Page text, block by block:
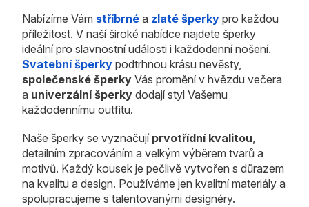
Nabízíme Vám stříbrné a zlaté šperky pro každou
příležitost. V naší široké nabídce najdete šperky
ideální pro slavnostní události i každodenní nošení.
Svatební šperky podtrhnou krásu nevěsty,
společenské šperky Vás promění v hvězdu večera
a univerzální šperky dodají styl Vašemu
každodennímu outfitu.
Naše šperky se vyznačují prvotřídní kvalitou,
detailním zpracováním a velkým výběrem tvarů a
motivů. Každý kousek je pečlivě vytvořen s důrazem
na kvalitu a design. Používáme jen kvalitní materiály a
spolupracujeme s talentovanými designéry.